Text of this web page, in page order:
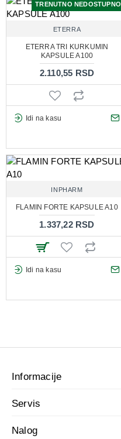
TRENUTNO NEDOSTUPNO
ETERRA
ETERRA TRI KURKUMIN
KAPSULE A100
2.110,55 RSD
Idi na kasu
INPHARM
FLAMIN FORTE KAPSULE A10
1.337,22 RSD
Idi na kasu
Informacije
Servis
Nalog